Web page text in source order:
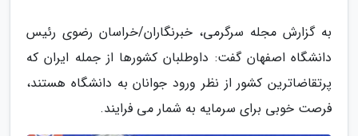
به گزارش مجله سرگرمی، خبرنگاران/خراسان رضوی رئیس
دانشگاه اصفهان گفت: داوطلبان کشورها از جمله ایران که
پرتقاضاترین کشور از نظر ورود جوانان به دانشگاه هستند،
فرصت خوبی برای سرمایه به شمار می فرایند.